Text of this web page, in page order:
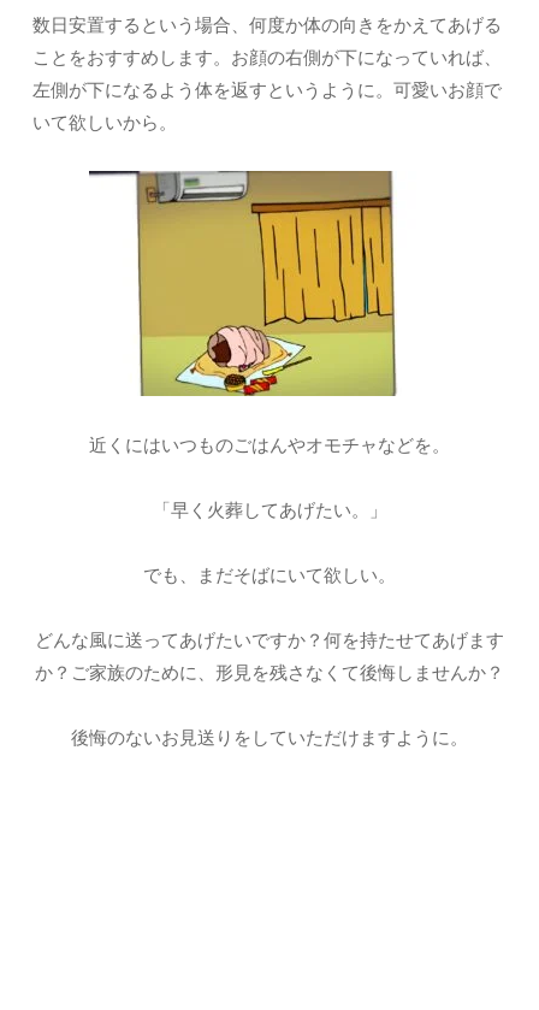
数日安置するという場合、何度か体の向きをかえてあげる
ことをおすすめします。お顔の右側が下になっていれば、
左側が下になるよう体を返すというように。可愛いお顔で
いて欲しいから。
近くにはいつものごはんやオモチャなどを。
「早く火葬してあげたい。」
でも、まだそばにいて欲しい。
どんな風に送ってあげたいですか？何を持たせてあげます
か？ご家族のために、形見を残さなくて後悔しませんか？
後悔のないお見送りをしていただけますように。